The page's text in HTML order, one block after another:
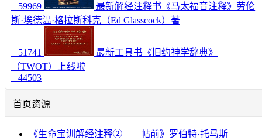
59969
最新解经注释书《马太福音注释》劳伦
斯·埃德温·格拉斯科克（Ed Glasscock）著
51741
最新工具书《旧约神学辞典》
（TWOT）上线啦
44503
首页资源
《生命宝训解经注释②——帖前》罗伯特·托马斯